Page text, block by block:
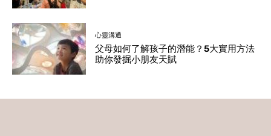
心靈溝通
父母如何了解孩子的潛能？5大實用方法
助你發掘小朋友天賦